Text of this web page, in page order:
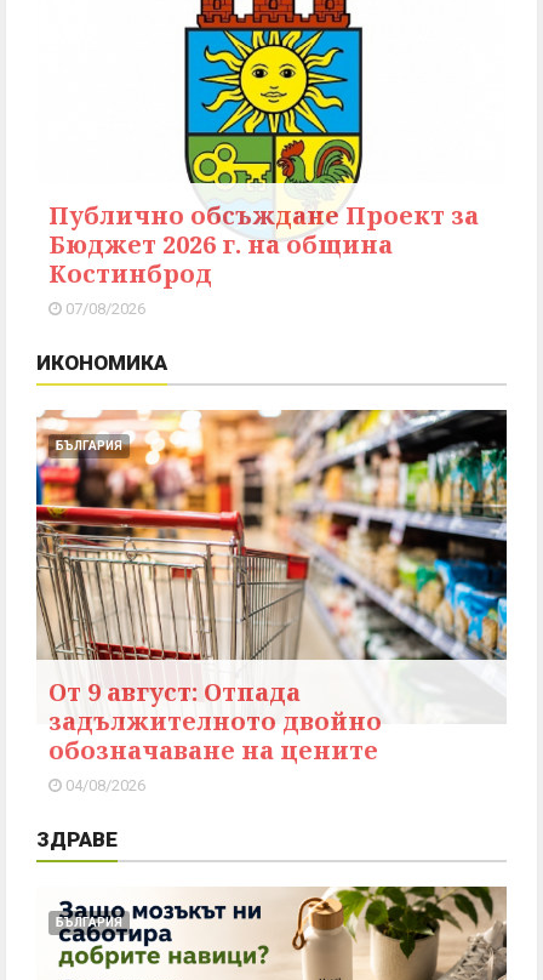
Публично обсъждане Проект за
Бюджет 2026 г. на община
Костинброд
07/08/2026
ИКОНОМИКА
БЪЛГАРИЯ
От 9 август: Отпада
задължителното двойно
обозначаване на цените
04/08/2026
ЗДРАВЕ
БЪЛГАРИЯ